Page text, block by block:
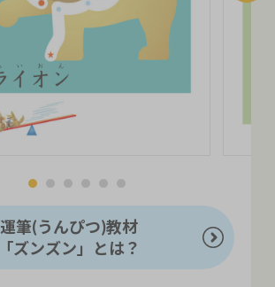
運筆(うんぴつ)教材
「ズンズン」とは？